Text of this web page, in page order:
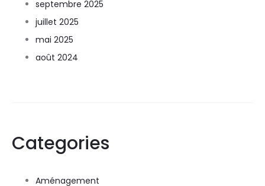
septembre 2025
juillet 2025
mai 2025
août 2024
Categories
Aménagement